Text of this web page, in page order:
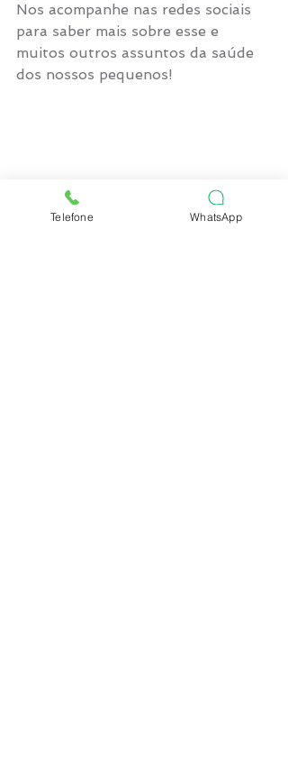
Nos acompanhe nas redes sociais
para saber mais sobre esse e
muitos outros assuntos da saúde
dos nossos pequenos!
#escaneamentodigital
#itero
Telefone WhatsApp